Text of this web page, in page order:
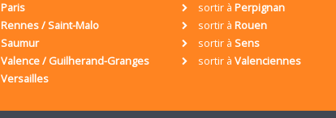
Paris sortir à Perpignan
Rennes / Saint-Malo sortir à Rouen
Saumur sortir à Sens
Valence / Guilherand-Granges sortir à Valenciennes
Versailles